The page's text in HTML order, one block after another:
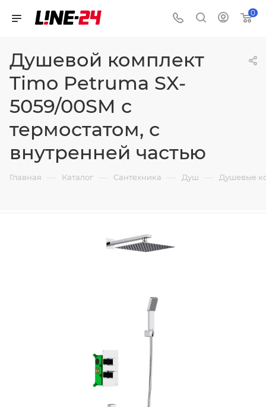
0
Душевой комплект
Timo Petruma SX-
5059/00SM с
термостатом, с
внутренней частью
Главная — Каталог — Сантехника — Душ — Душевые